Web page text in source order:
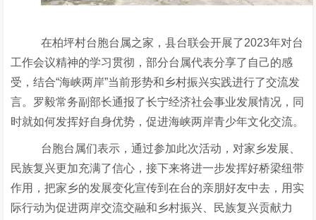
在柏坪村台胞台属之家，县台联会开展了2023年对台
工作会议精神的学习贯彻，部分台属代表分享了自己的感
受，结合“海峡两岸”当前形势和乡村振兴实践进行了交流发
言。 罗毅常务副部长通报了长宁经济社会事业发展情况，同
时就如何发挥好自身优势，促进海峡两岸青少年文化交流。
台胞台属们表示，通过参加此次活动 ， 对家乡发展、
民族复兴更加充满了信心 ，接下来将进一步发挥好桥梁纽带
作用，把家乡的发展变化宣传到在台的亲朋好友中去，用实
际行动为促进两岸交流交融和乡村振兴、民族复兴贡献力